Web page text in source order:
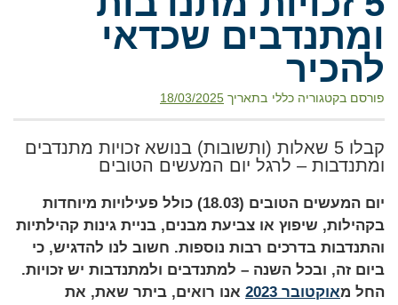
ומתנדבים שכדאי
להכיר
פורסם בקטגוריה כללי בתאריך 18/03/2025
קבלו 5 שאלות (ותשובות) בנושא זכויות מתנדבים
ומתנדבות – לרגל יום המעשים הטובים
יום המעשים הטובים (18.03) כולל פעילויות מיוחדות
בקהילות, שיפוץ או צביעת מבנים, בניית גינות קהילתיות
והתנדבות בדרכים רבות נוספות. חשוב לנו להדגיש, כי
ביום זה, ובכל השנה – למתנדבים ולמתנדבות יש זכויות.
החל מאוקטובר 2023
אנו רואים, ביתר שאת, את